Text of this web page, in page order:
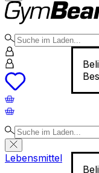
Lebensmittel